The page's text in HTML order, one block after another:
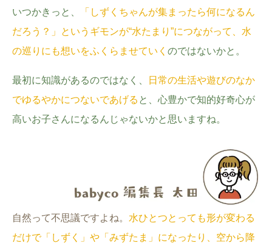
いつかきっと、
「しずくちゃんが集まったら何になるん
だろう？」というギモンが“水たまり”につながって、水
の巡りにも想いをふくらませていく のではないかと。
最初に知識があるのではなく、
日常の生活や遊びのなか
でゆるやかにつないであげる と、心豊かで知的好奇心が
高いお子さんになるんじゃないかと思いますね。
自然って不思議ですよね。 水ひとつとっても形が変わる
だけで「しずく」や「みずたま」になったり、空から降
#出産準備 #習いごと #発達
#離乳食
学び 暮らし